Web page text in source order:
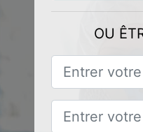
OU